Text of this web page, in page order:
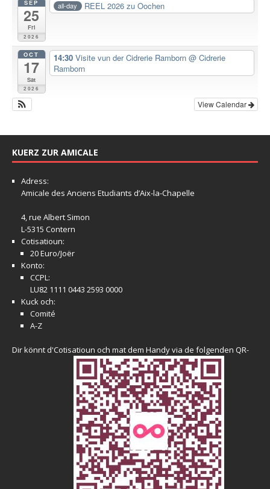
SEP
25
Fri
2026
all-day REEL 2026 zu Oochen
OCT
17
Sat
2026
14:30 Visite vun der Cidrerie Ramborn @ Cidrerie
Ramborn
View Calendar
KUERZ ZUR AMICALE
Adress:
Amicale des Anciens Etudiants d’Aix-la-Chapelle
4, rue Albert Simon
L-5315 Contern
Cotisatioun:
20 Euro/Joër
Konto:
CCPL:
LU82 1111 0443 2593 0000
Kuck och:
Comité
A-Z
Dir könnt d'Cotisatioun och mat dem Handy via de folgenden QR-